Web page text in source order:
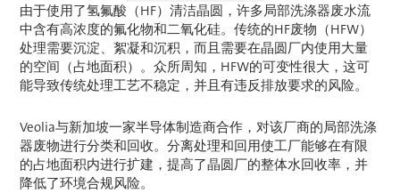
由于使用了氢氟酸（HF）清洁晶圆，许多局部洗涤器废水流
中含有高浓度的氟化物和二氧化硅。传统的HF废物（HFW）
处理需要沉淀、絮凝和沉积，而且需要在晶圆厂内使用大量
的空间（占地面积）。众所周知，HFW的可变性很大，这可
能导致传统处理工艺不稳定，并且有违反排放要求的风险。
Veolia与新加坡一家半导体制造商合作，对该厂商的局部洗涤
器废物进行分类和回收。分离处理和回用使工厂能够在有限
的占地面积内进行扩建，提高了晶圆厂的整体水回收率，并
降低了环境合规风险。